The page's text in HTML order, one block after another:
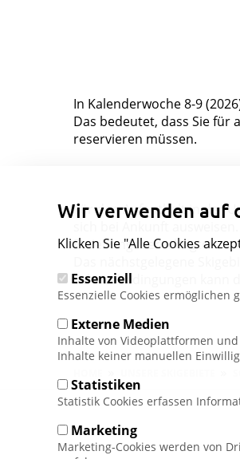
In Kalenderwoche 8-9
Das bedeutet, dass Sie für
reservieren müssen.
Für den Aufenthalt in der
sich bei Ankunft
Erziehungsberechtigten.
Schneebedingungen kann
Pfadnavigation
Wir verwenden auf
Klicken Sie "Alle Cookies
Essenziell
Essenzielle Cookies
Externe Medien
Inhalte von Videoplattformen
Inhalte keiner manuellen
Statistiken
Statistik Cookies erfassen
Marketing
Marketing-Cookies werden von